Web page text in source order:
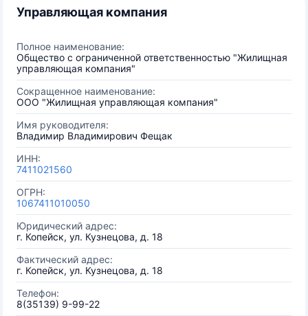
Управляющая компания
Полное наименование:
Общество с ограниченной ответственностью "Жилищная
управляющая компания"
Сокращенное наименование:
ООО "Жилищная управляющая компания"
Имя руководителя:
Владимир Владимирович Фещак
ИНН:
7411021560
ОГРН:
1067411010050
Юридический адрес:
г. Копейск, ул. Кузнецова, д. 18
Фактический адрес:
г. Копейск, ул. Кузнецова, д. 18
Телефон:
8(35139) 9-99-22